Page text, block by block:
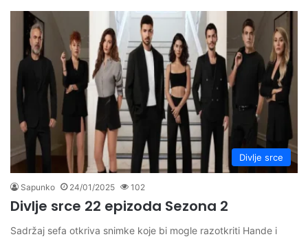
Divlje srce
Sapunko 24/01/2025 102
Divlje srce 22 epizoda Sezona 2
Sadržaj sefa otkriva snimke koje bi mogle razotkriti Hande i